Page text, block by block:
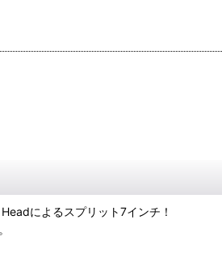
によるスプリット7インチ！